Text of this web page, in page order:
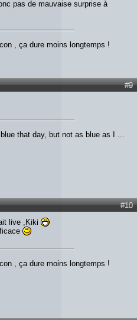
pas de mauvaise surprise à
, ça dure moins longtemps !
#9
that day, but not as blue as I ...
#10
live ,Kiki
, ça dure moins longtemps !